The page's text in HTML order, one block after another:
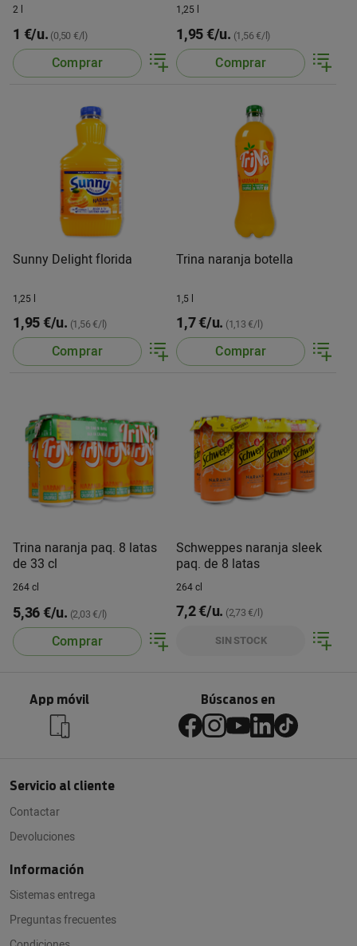
2 l
1 €/u. (0,50 €/l)
Comprar
1,25 l
1,95 €/u. (1,56 €/l)
Comprar
Sunny Delight florida
1,25 l
1,95 €/u. (1,56 €/l)
Comprar
Trina naranja botella
1,5 l
1,7 €/u. (1,13 €/l)
Comprar
Trina naranja paq. 8 latas
de 33 cl
264 cl
5,36 €/u. (2,03 €/l)
Comprar
Schweppes naranja sleek
paq. de 8 latas
264 cl
7,2 €/u. (2,73 €/l)
SIN STOCK
App móvil Búscanos en
Servicio al cliente
Contactar
Devoluciones
Información
Sistemas entrega
Preguntas frecuentes